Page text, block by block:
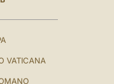
VATICANA